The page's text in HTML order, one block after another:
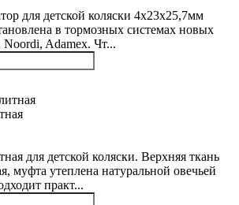
для детской коляски 4х23х25,7мм
в тормозных системах новых
Adamex. Чт...
для детской коляски. Верхняя ткань
муфта утеплена натуральной овечьей
практ...